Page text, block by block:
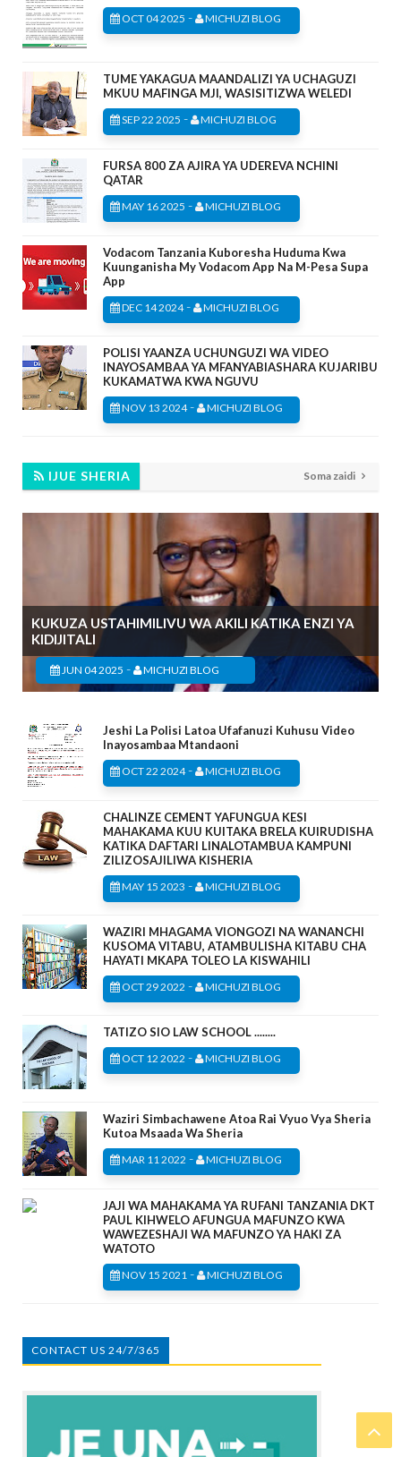
OCT 04 2025 - MICHUZI BLOG
TUME YAKAGUA MAANDALIZI YA UCHAGUZI
MKUU MAFINGA MJI, WASISITIZWA WELEDI
SEP 22 2025 - MICHUZI BLOG
FURSA 800 ZA AJIRA YA UDEREVA NCHINI
QATAR
MAY 16 2025 - MICHUZI BLOG
Vodacom Tanzania Kuboresha Huduma Kwa
Kuunganisha My Vodacom App Na M-Pesa Supa
App
DEC 14 2024- MICHUZI BLOG
POLISI YAANZA UCHUNGUZI WA VIDEO
INAYOSAMBAA YA MFANYABIASHARA KUJARIBU
KUKAMATWA KWA NGUVU
NOV 13 2024- MICHUZI BLOG
IJUE SHERIA Soma zaidi
KUKUZA USTAHIMILIVU WA AKILI KATIKA ENZI YA
KIDIJITALI
JUN 04 2025 - MICHUZI BLOG
Jeshi La Polisi Latoa Ufafanuzi Kuhusu Video
Inayosambaa Mtandaoni
OCT 22 2024- MICHUZI BLOG
CHALINZE CEMENT YAFUNGUA KESI
MAHAKAMA KUU KUITAKA BRELA KUIRUDISHA
KATIKA DAFTARI LINALOTAMBUA KAMPUNI
ZILIZOSAJILIWA KISHERIA
MAY 15 2023 - MICHUZI BLOG
WAZIRI MHAGAMA VIONGOZI NA WANANCHI
KUSOMA VITABU, ATAMBULISHA KITABU CHA
HAYATI MKAPA TOLEO LA KISWAHILI
OCT 29 2022 - MICHUZI BLOG
TATIZO SIO LAW SCHOOL ........
OCT 12 2022 - MICHUZI BLOG
Waziri Simbachawene Atoa Rai Vyuo Vya Sheria
Kutoa Msaada Wa Sheria
MAR 11 2022 - MICHUZI BLOG
JAJI WA MAHAKAMA YA RUFANI TANZANIA DKT
PAUL KIHWELO AFUNGUA MAFUNZO KWA
WAWEZESHAJI WA MAFUNZO YA HAKI ZA
WATOTO
NOV 15 2021 - MICHUZI BLOG
CONTACT US 24/7/365